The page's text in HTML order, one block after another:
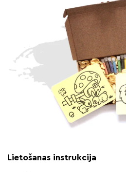
Lietošanas instrukcija